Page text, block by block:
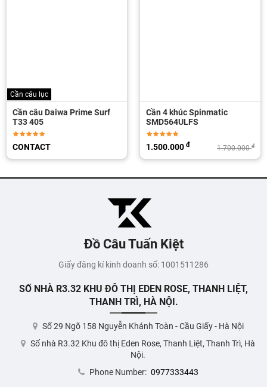
Cần câu lục
Cần câu Daiwa Prime Surf
T33 405
CONTACT
Cần 4 khúc Spinmatic
SMD564ULFS
1.700.000đ
1.500.000 đ
Đồ Câu Tuấn Kiệt
Giấy đăng kí kinh doanh số: 1001511286
SỐ NHÀ R3.32 KHU ĐÔ THỊ EDEN ROSE, THANH LIỆT,
THANH TRÌ, HÀ NỘI.
Số 29 Ngõ 158 Nguyễn Khánh Toàn - Cầu Giấy - Hà Nội
Số nhà R3.32 Khu đô thị Eden Rose, Thanh Liệt, Thanh Trì, Hà
Nội.
Phone Number: 0977333443